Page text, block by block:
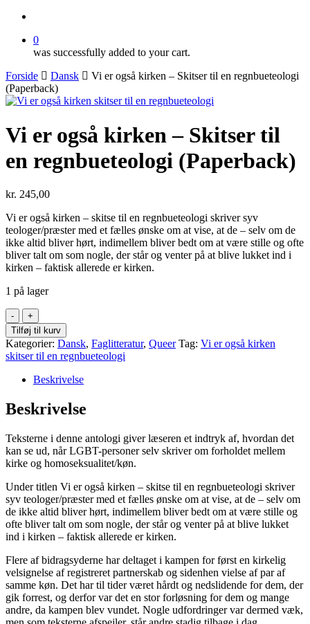
0
was successfully added to your cart.
Forside
Dansk
Vi er også kirken – Skitser til en regnbueteologi
(Paperback)
Vi er også kirken – Skitser til
en regnbueteologi (Paperback)
kr. 245,00
Vi er også kirken – skitse til en regnbueteologi skriver syv
teologer/præster med et fælles ønske om at vise, at de – selv om de
ikke altid bliver hørt, indimellem bliver bedt om at være stille og ofte
bliver talt om som nogle, der står og venter på at blive lukket ind i
kirken – faktisk allerede er kirken.
1 på lager
Vi
er
også
kirken
-
Skitser
en
regnbueteologi
antal
Tilføj til kurv
Kategorier: Dansk, Faglitteratur, Queer Tag: Vi er også kirken
skitser til en regnbueteologi
Beskrivelse
Beskrivelse
Teksterne i denne antologi giver læseren et indtryk af, hvordan det
kan se ud, når LGBT-personer selv skriver om forholdet mellem
kirke og homoseksualitet/køn.
Under titlen Vi er også kirken – skitse til en regnbueteologi skriver
syv teologer/præster med et fælles ønske om at vise, at de – selv om
de ikke altid bliver hørt, indimellem bliver bedt om at være stille og
ofte bliver talt om som nogle, der står og venter på at blive lukket
ind i kirken – faktisk allerede er kirken.
Flere af bidragsyderne har deltaget i kampen for først en kirkelig
velsignelse af registreret partnerskab og sidenhen vielse af par af
samme køn. Det har til tider været hårdt og nedslidende for dem, der
gik forrest, og derfor var det en stor forløsning for dem og mange
andre, da kampen blev vundet. Nogle udfordringer var dermed væk,